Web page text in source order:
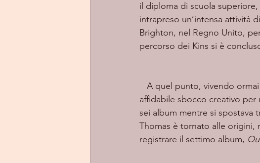
il diploma di scuola
intrapreso un’intensa attività
Brighton, nel Regno Unito,
percorso dei Kins si è
affidabile sbocco creativo
sei album mentre si spostava
Thomas è tornato alle origini,
registrare il settimo album,